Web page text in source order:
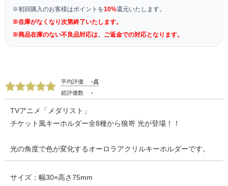
※初回購入のお客様はポイントを10%還元いたします。
※在庫がなくなり次第終了いたします。
※商品在庫のない不良品対応は、ご返金での対応となります。
平均評価
-点
総評価数
-
TVアニメ「メダリスト」
チケット風キーホルダー全8種から狼嵜 光が登場！！
光の角度で色が変化するオーロラアクリルキーホルダーです。
サイズ：幅30×高さ75mm